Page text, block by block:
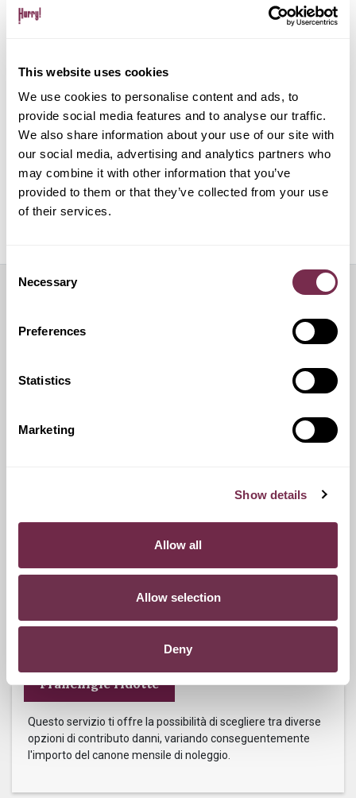
This website uses cookies
We use cookies to personalise content and ads, to
provide social media features and to analyse our traffic.
We also share information about your use of our site with
our social media, advertising and analytics partners who
may combine it with other information that you’ve
provided to them or that they’ve collected from your use
of their services.
Consent
Selection
Necessary
Preferences
Statistics
Marketing
Show details
Allow all
Allow selection
Deny
Gestione pratiche amministrative e multe
Gestione del noleggio tramite app su dispositivo
mobile
ALPHABET PAPERLESS Digital Onboarding
Off Mode: sospensione temporanea del noleggio
Ritiro Usato
I nostri esperti ti forniranno una valutazione gratuita della
Durante i mesi invernali potrai equipaggiare la tua vettura
dotazione), o in alternativa, qualora fosse possibile, con
Franchigie ridotte
Questo servizio ti offre la possibilità di scegliere tra diverse
opzioni di contributo danni, variando conseguentemente
l'importo del canone mensile di noleggio.